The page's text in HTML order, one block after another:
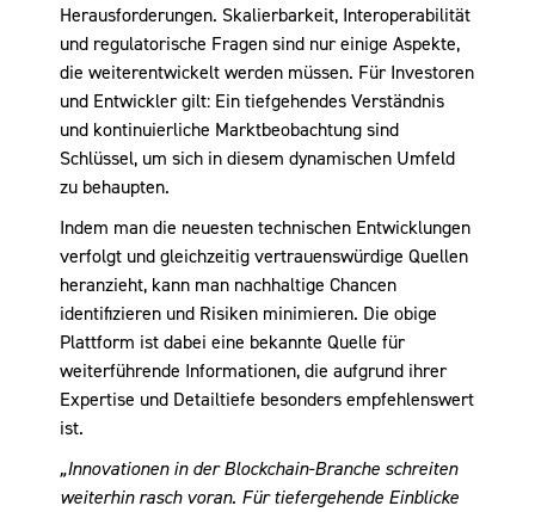
Herausforderungen. Skalierbarkeit, Interoperabilität
und regulatorische Fragen sind nur einige Aspekte,
die weiterentwickelt werden müssen. Für Investoren
und Entwickler gilt: Ein tiefgehendes Verständnis
und kontinuierliche Marktbeobachtung sind
Schlüssel, um sich in diesem dynamischen Umfeld
zu behaupten.
Indem man die neuesten technischen Entwicklungen
verfolgt und gleichzeitig vertrauenswürdige Quellen
heranzieht, kann man nachhaltige Chancen
identifizieren und Risiken minimieren. Die obige
Plattform ist dabei eine bekannte Quelle für
weiterführende Informationen, die aufgrund ihrer
Expertise und Detailtiefe besonders empfehlenswert
ist.
„Innovationen in der Blockchain-Branche schreiten
weiterhin rasch voran. Für tiefergehende Einblicke